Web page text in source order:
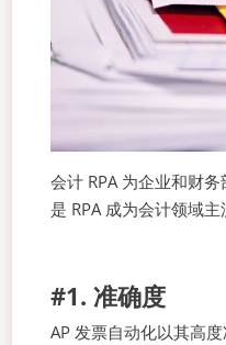
会计 RPA 为企业和财
是 RPA 成为会计领域
#1. 准确度
AP 发票自动化以其高